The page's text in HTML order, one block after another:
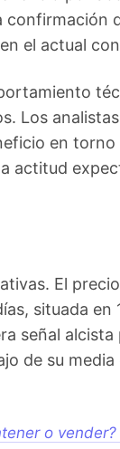
el actual
Los
en torno
actitud
El
situada en
señal
de su
o